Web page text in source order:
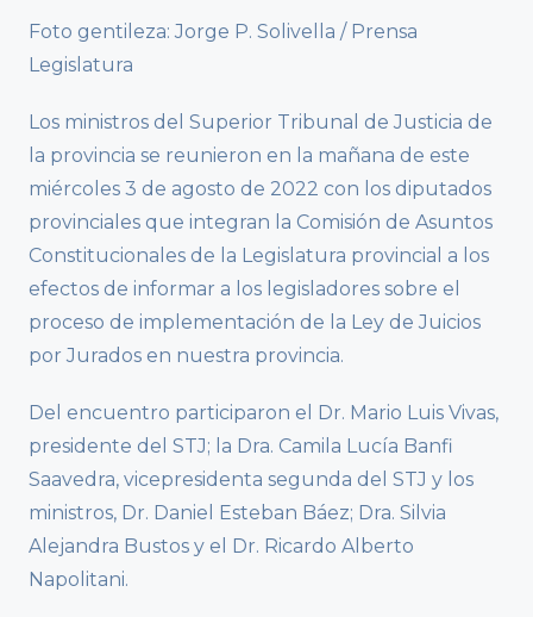
Foto gentileza: Jorge P. Solivella / Prensa
Legislatura
Los ministros del Superior Tribunal de Justicia de
la provincia se reunieron en la mañana de este
miércoles 3 de agosto de 2022 con los diputados
provinciales que integran la Comisión de Asuntos
Constitucionales de la Legislatura provincial a los
efectos de informar a los legisladores sobre el
proceso de implementación de la Ley de Juicios
por Jurados en nuestra provincia.
Del encuentro participaron el Dr. Mario Luis Vivas,
presidente del STJ; la Dra. Camila Lucía Banfi
Saavedra, vicepresidenta segunda del STJ y los
ministros, Dr. Daniel Esteban Báez; Dra. Silvia
Alejandra Bustos y el Dr. Ricardo Alberto
Napolitani.